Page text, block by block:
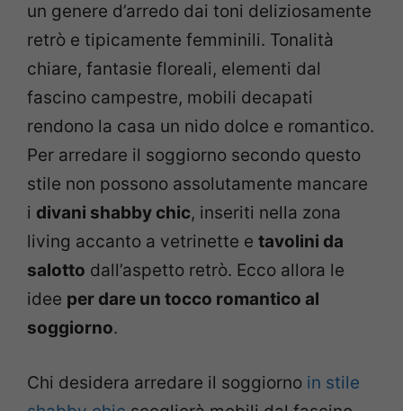
un genere d’arredo dai toni deliziosamente
retrò e tipicamente femminili. Tonalità
chiare, fantasie floreali, elementi dal
fascino campestre, mobili decapati
rendono la casa un nido dolce e romantico.
Per arredare il soggiorno secondo questo
stile non possono assolutamente mancare
i divani shabby chic, inseriti nella zona
living accanto a vetrinette e tavolini da
salotto dall’aspetto retrò. Ecco allora le
idee per dare un tocco romantico al
soggiorno.
Chi desidera arredare il soggiorno in stile